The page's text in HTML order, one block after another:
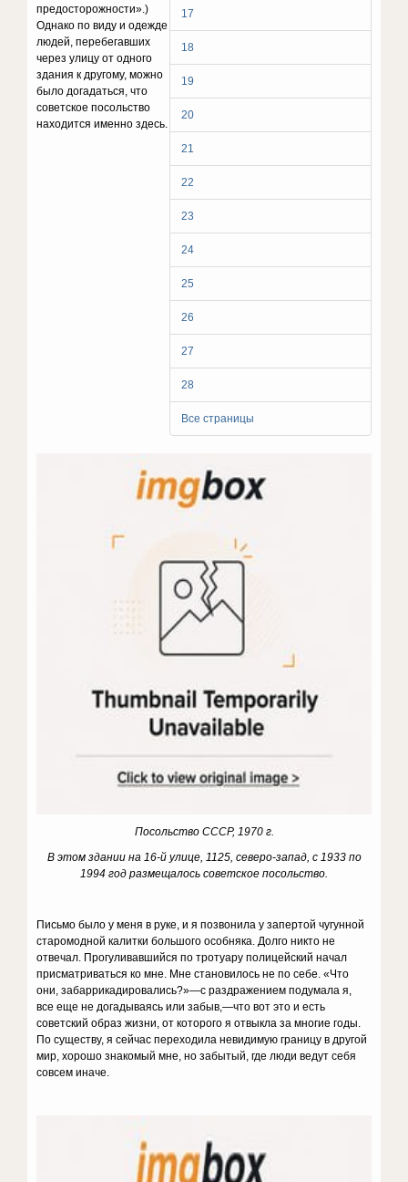
17
18
19
20
21
22
23
24
25
26
27
28
Все страницы
предосторожности».)
Однако по виду и одежде
людей, перебегавших
через улицу от одного
здания к другому, можно
было догадаться, что
советское посольство
находится именно здесь.
Посольство СССР, 1970 г.
В этом здании на 16-й улице, 1125, северо-запад, с 1933 по
1994 год размещалось советское посольство.
Письмо было у меня в руке, и я позвонила у запертой чугунной
старомодной калитки большого особняка. Долго никто не
отвечал. Прогуливавшийся по тротуару полицейский начал
присматриваться ко мне. Мне становилось не по себе. «Что
они, забаррикадировались?»—с раздражением подумала я,
все еще не догадываясь или забыв,—что вот это и есть
советский образ жизни, от которого я отвыкла за многие годы.
По существу, я сейчас переходила невидимую границу в другой
мир, хорошо знакомый мне, но забытый, где люди ведут себя
совсем иначе.